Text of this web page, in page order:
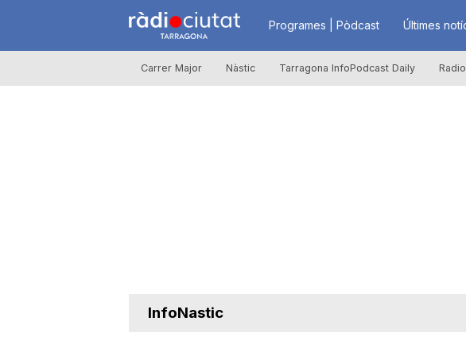
R
à
Programes | Pòdcast Últimes
Carrer Major Nàstic Tarragona InfoPodcast Daily
InfoNastic